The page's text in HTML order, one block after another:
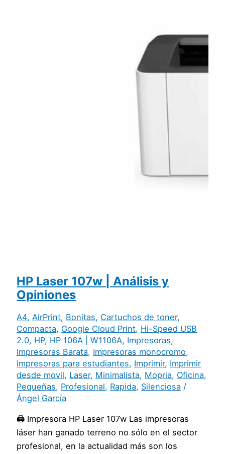
HP Laser 107w | Análisis y
Opiniones
A4, AirPrint, Bonitas, Cartuchos de toner,
Compacta, Google Cloud Print, Hi-Speed USB
2.0, HP, HP 106A | W1106A, Impresoras,
Impresoras Barata, Impresoras monocromo,
Impresoras para estudiantes, Imprimir, Imprimir
desde movil, Laser, Minimalista, Mopria, Oficina,
Pequeñas, Profesional, Rapida, Silenciosa /
Ángel García
🖨️ Impresora HP Laser 107w Las impresoras
láser han ganado terreno no sólo en el sector
profesional, en la actualidad más son los